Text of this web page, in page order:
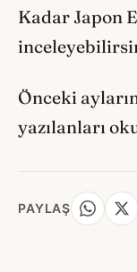
Kadar Japon
Önceki
yazılanları
PAYLAŞ